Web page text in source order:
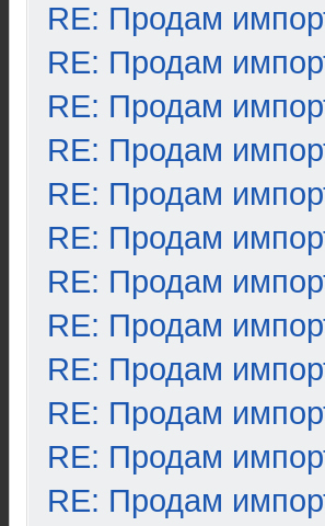
RE: Продам
RE: Продам
RE: Продам
RE: Продам
RE: Продам
RE: Продам
RE: Продам
RE: Продам
RE: Продам
RE: Продам
RE: Продам
RE: Продам